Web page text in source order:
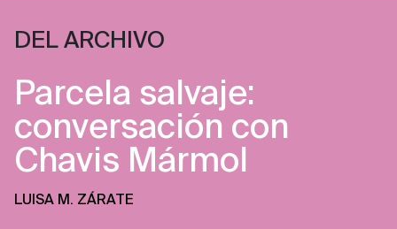
DEL ARCHIVO
Parcela salvaje:
conversación con
Chavis Mármol
LUISA M. ZÁRATE